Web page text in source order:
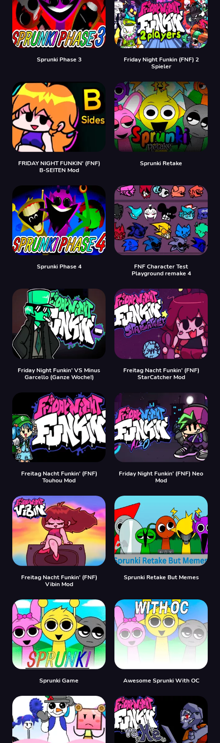
Sprunki Phase 3
Friday Night Funkin (FNF) 2
Spieler
FRIDAY NIGHT FUNKIN' (FNF)
B-SEITEN Mod
Sprunki Retake
Sprunki Phase 4
FNF Character Test
Playground remake 4
Friday Night Funkin' VS Minus
Garcello (Ganze Woche!)
Freitag Nacht Funkin' (FNF)
StarCatcher Mod
Freitag Nacht Funkin' (FNF)
Touhou Mod
Friday Night Funkin' (FNF) Neo
Mod
Freitag Nacht Funkin' (FNF)
Vibin Mod
Sprunki Retake But Memes
Sprunki Game Awesome Sprunki With OC